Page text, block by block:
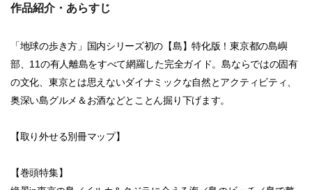
作品紹介・あらすじ
「地球の歩き方」国内シリーズ初の【島】特化版！東京都の島嶼
部、11の有人離島をすべて網羅した完全ガイド。島ならではの固有
の文化、東京とは思えないダイナミックな自然とアクティビティ、
奥深い島グルメ＆お酒などとことん掘り下げます。
【取り外せる別冊マップ】
【巻頭特集】